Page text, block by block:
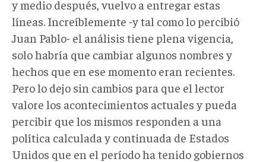
y medio después, vuelvo a entregar estas
líneas. Increíblemente -y tal como lo percibió
Juan Pablo- el análisis tiene plena vigencia,
solo habría que cambiar algunos nombres y
hechos que en ese momento eran recientes.
Pero lo dejo sin cambios para que el lector
valore los acontecimientos actuales y pueda
percibir que los mismos responden a una
política calculada y continuada de Estados
Unidos que en el período ha tenido gobiernos